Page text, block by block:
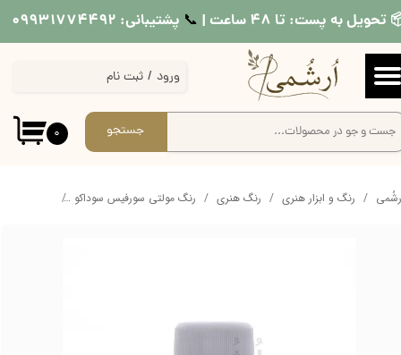
تحویل به پست: تا ۴۸ ساعت | 📞​​​​​​​ پشتیبانی: ۰۹۹۳۱۷۷۴۴۹۲
۰ جستجو
ورود / ثبت نام
حساب کاربری من
تغییر گذر واژه
سفارشات
رنگ و ابزار هنری رنگ هنری رنگ مولتی سورفیس سوداکو